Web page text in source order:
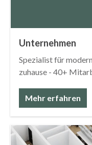
Unternehmen
Spezialist für
zuhause - 40+
Mehr erfahren